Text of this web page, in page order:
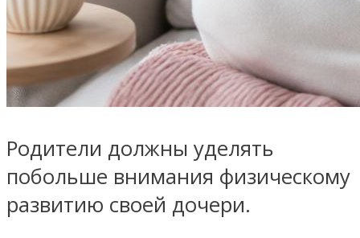
Родители должны уделять
побольше внимания физическому
развитию своей дочери.